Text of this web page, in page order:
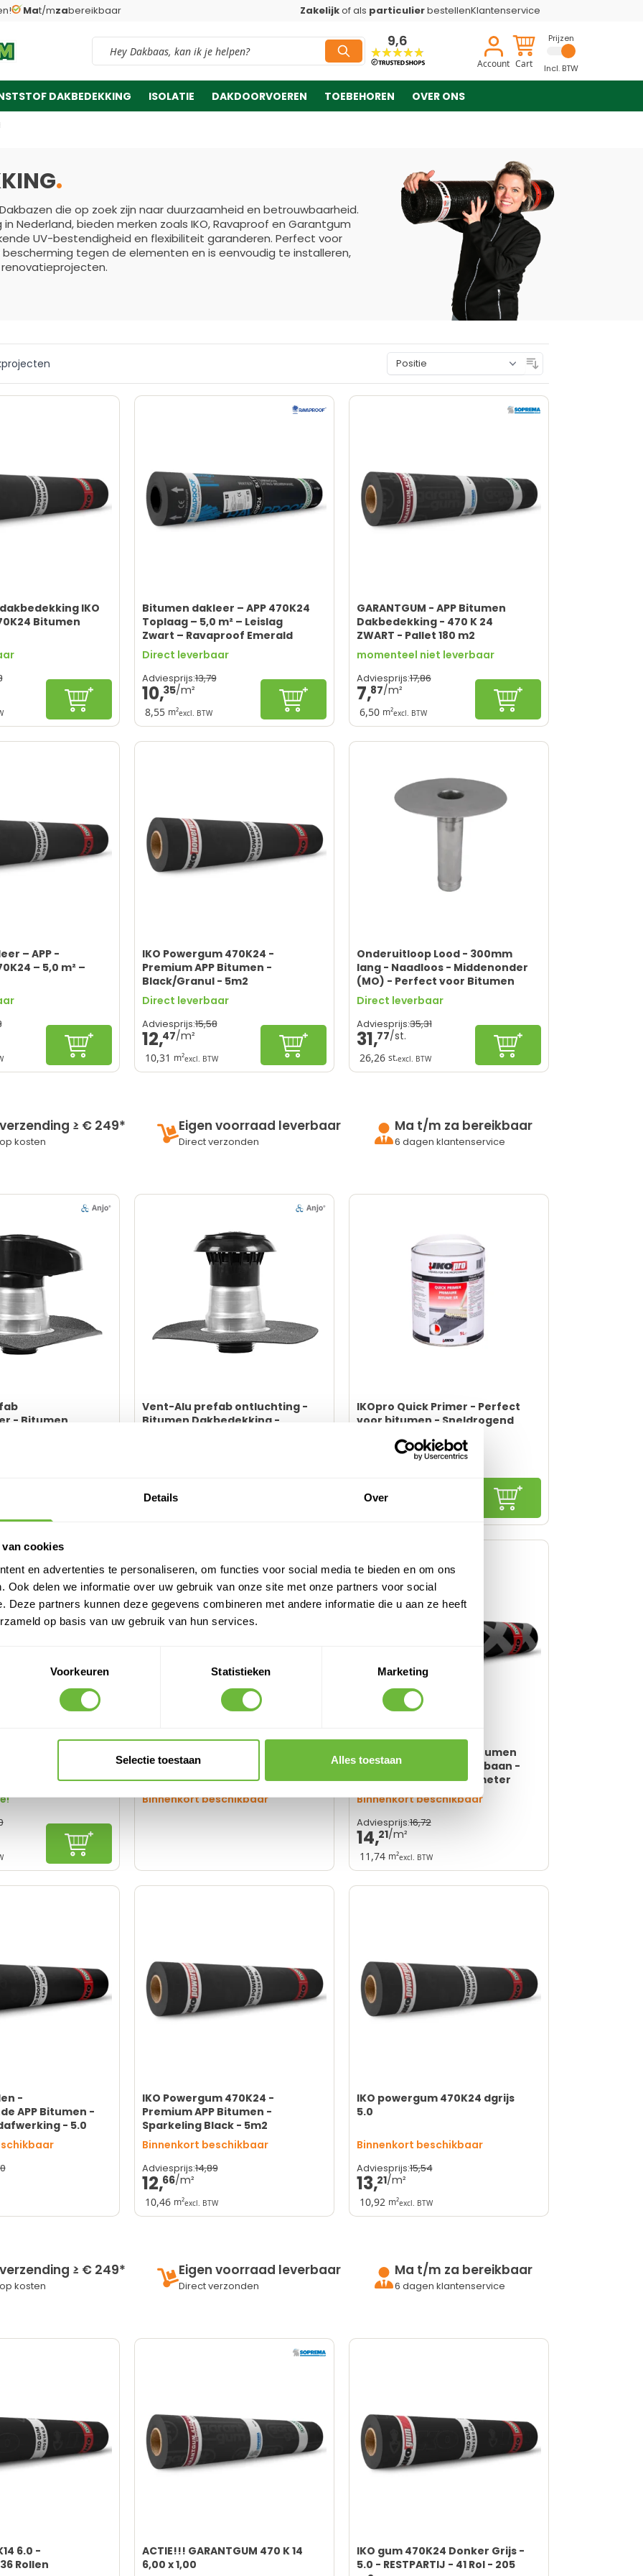
Details Over
cookies
en advertenties te personaliseren, om functies voor social media te bieden en om ons
Ook delen we informatie over uw gebruik van onze site met onze partners voor social
Deze partners kunnen deze gegevens combineren met andere informatie die u aan ze heeft
op basis van uw gebruik van hun services.
Voorkeuren Statistieken Marketing
Selectie toestaan Alles toestaan
Mat/mzabereikbaar Zakelijkof als particulierbestellenKlantenservice
Vind snel jouw product 9,6
Account Cart
Prijzen
Incl. BTW
DAKBEDEKKING ISOLATIE DAKDOORVOEREN TOEBEHOREN OVER ONS
die op zoek zijn naar duurzaamheid en betrouwbaarheid.
Nederland, bieden merken zoals IKO, Ravaproof en Garantgum
UV-bestendigheid en flexibiliteit garanderen. Perfect voor
tegen de elementen en is eenvoudig te installeren,
IKO
Bitumen
Configureren
Bitumen dakleer – APP 470K24
Toplaag – 5,0 m² – Leislag
Zwart – Ravaproof Emerald
Direct leverbaar
Adviesprijs:13,79
10,35
8,55 m²excl. BTW
In winkelwagen
GARANTGUM - APP Bitumen
Dakbedekking - 470 K 24
ZWART - Pallet 180 m2
momenteel niet leverbaar
Adviesprijs:17,86
7,87
6,50 m²excl. BTW
In winkelwagen
– APP -
– 5,0 m² –
In winkelwagen
dak
IKO Powergum 470K24 -
Premium APP Bitumen -
Black/Granul - 5m2
Direct leverbaar
Adviesprijs:15,58
12,47
10,31 m²excl. BTW
In winkelwagen
Optimale waterdichtheid
Niet föhnbaar
Onderuitloop Lood - 300mm
lang - Naadloos - Middenonder
(MO) - Perfect voor Bitumen
Direct leverbaar
Adviesprijs:35,31
31,77
26,26 st.excl. BTW
Configureren
- Bitumen
Configureren
Vent-Alu prefab ontluchting -
Bitumen Dakbedekking -
80,
Superieure kwaliteit
Duurder in aanschaf
IKOpro Quick Primer - Perfect
voor bitumen - Sneldrogend
Direct leverbaar
29, Configureren
Lange houdbaarheid
Niet geschikt voor natte
ondergronden
- 6,0 m - KOMO
In winkelwagen
APP bitumen dakbedekking IKO
Gum 470K24 BItumen
Binnenkort beschikbaar
IKO Powergum - APP Bitumen
dakbedekking - Thermbaan -
Zwart granulaat - 6.0 meter
Binnenkort beschikbaar
Adviesprijs:16,72
14,21
11,74 m²excl. BTW
-
APP Bitumen -
- 5.0
IKO Powergum 470K24 -
Premium APP Bitumen -
Sparkeling Black - 5m2
Binnenkort beschikbaar
Adviesprijs:14,89
12,66
10,46 m²excl. BTW
UV-bestendig
Hogere kosten mogelijk
IKO powergum 470K24 dgrijs
5.0
Binnenkort beschikbaar
Adviesprijs:15,54
13,21
10,92 m²excl. BTW
Brandvertragende eigenschappen
Gasbrander nodig
6.0 -
Rollen
ACTIE!!! GARANTGUM 470 K 14
6,00 x 1,00
IKO gum 470K24 Donker Grijs -
5.0 - RESTPARTIJ - 41 Rol - 205
≥ € 249*
kosten
Eigen voorraad leverbaar
Direct verzonden
Ma t/m za bereikbaar
6 dagen klantenservice
≥ € 249*
kosten
Eigen voorraad leverbaar
Direct verzonden
Ma t/m za bereikbaar
6 dagen klantenservice